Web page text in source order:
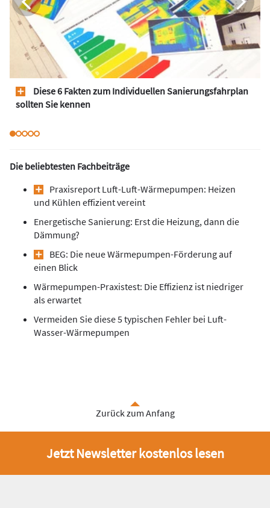
Diese 6 Fakten zum Individuellen Sanierungsfahrplan
sollten Sie kennen
Die beliebtesten Fachbeiträge
Praxisreport Luft-Luft-Wärmepumpen: Heizen
und Kühlen effizient vereint
Energetische Sanierung: Erst die Heizung, dann die
Dämmung?
BEG: Die neue Wärmepumpen-Förderung auf
einen Blick
Wärmepumpen-Praxistest: Die Effizienz ist niedriger
als erwartet
Vermeiden Sie diese 5 typischen Fehler bei Luft-
Wasser-Wärmepumpen
Zurück zum Anfang
Jetzt Newsletter kostenlos lesen